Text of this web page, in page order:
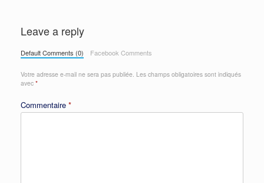
Leave a reply
Default Comments (0) Facebook Comments
Votre adresse e-mail ne sera pas publiée. Les champs obligatoires sont indiqués
avec *
Commentaire *